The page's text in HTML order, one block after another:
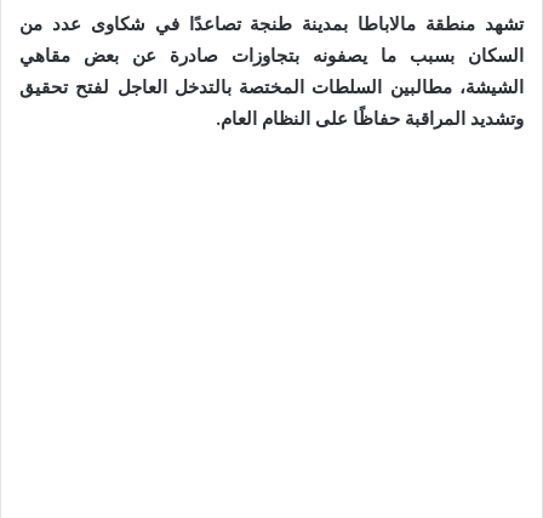
تشهد منطقة مالاباطا بمدينة طنجة تصاعدًا في شكاوى عدد من
السكان بسبب ما يصفونه بتجاوزات صادرة عن بعض مقاهي
الشيشة، مطالبين السلطات المختصة بالتدخل العاجل لفتح تحقيق
وتشديد المراقبة حفاظًا على النظام العام.